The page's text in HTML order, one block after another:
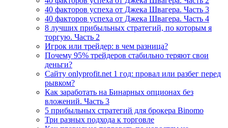
40 факторов успеха от Джека Швагера. Часть 3
40 факторов успеха от Джека Швагера. Часть 4
8 лучших прибыльных стратегий, по которым я
торгую. Часть 2
Игрок или трейдер: в чем разница?
Почему 95% трейдеров стабильно теряют свои
деньги?
Сайту onlyprofit.net 1 год: провал или разбег перед
рывком?
Как заработать на Бинарных опционах без
вложений. Часть 3
5 прибыльных стратегий для брокера Binomo
Три разных подхода к торговле